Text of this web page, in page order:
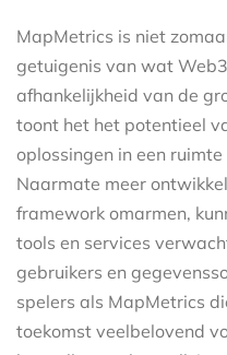
MapMetrics is niet
getuigenis van wat
afhankelijkheid van de
toont het het potentieel
oplossingen in een
Naarmate meer
framework omarmen,
tools en services
gebruikers en
spelers als MapMetrics
toekomst veelbelovend